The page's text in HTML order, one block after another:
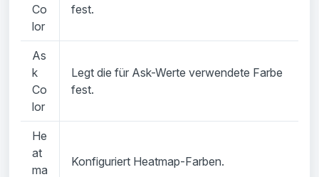
Co
lor
fest.
As
k
Co
lor
Legt die für Ask-Werte verwendete Farbe
fest.
He
at
ma
Konfiguriert Heatmap-Farben.